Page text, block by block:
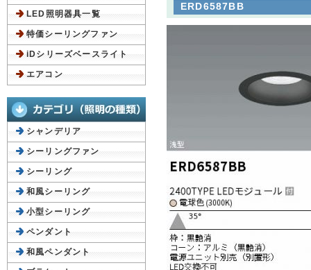
ERD6587BB
LED照明器具一覧
特価シーリングファン
iDシリーズベースライト
エアコン
シャンデリア
シーリングファン
シーリング
和風シーリング
小型シーリング
ペンダント
和風ペンダント